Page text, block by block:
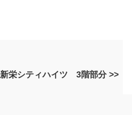
新栄シティハイツ 3階部分 >>